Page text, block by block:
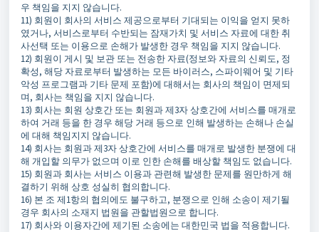
우 책임을 지지 않습니다.
11) 회원이 회사의 서비스 제공으로부터 기대되는 이익을 얻지 못하
였거나, 서비스로부터 수반되는 잠재가치 및 서비스 자료에 대한 취
사선택 또는 이용으로 손해가 발생한 경우 책임을 지지 않습니다.
12) 회원이 게시 및 보관 또는 전송한 자료(정보와 자료의 신뢰도, 정
확성, 해당 자료로부터 발생하는 모든 바이러스, 스파이웨어 및 기타
악성 프로그램과 기타 문제 포함)에 대해서는 회사의 책임이 면제되
며, 회사는 책임을 지지 않습니다.
13) 회사는 회원 상호간 또는 회원과 제3자 상호간에 서비스를 매개로
하여 거래 등을 한 경우 해당 거래 등으로 인해 발생하는 손해나 손실
에 대해 책임지지 않습니다.
14) 회사는 회원과 제3자 상호간에 서비스를 매개로 발생한 분쟁에 대
해 개입할 의무가 없으며 이로 인한 손해를 배상할 책임도 없습니다.
15) 회원과 회사는 서비스 이용과 관련해 발생한 문제를 원만하게 해
결하기 위해 상호 성실히 협의합니다.
16) 본 조 제1항의 협의에도 불구하고, 분쟁으로 인해 소송이 제기될
경우 회사의 소재지 법원을 관할법원으로 합니다.
17) 회사와 이용자간에 제기된 소송에는 대한민국 법을 적용합니다.